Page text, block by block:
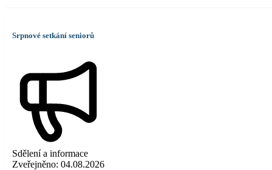
Srpnové setkání seniorů
Sdělení a informace
Zveřejněno: 04.08.2026